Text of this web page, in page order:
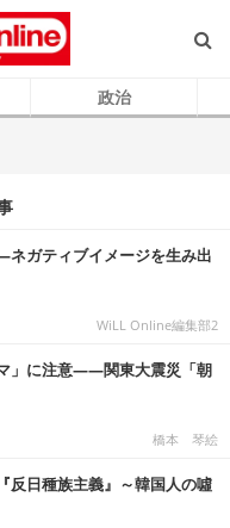
政治
ガティブイメージを生み出
WiLL Online編集部2
」に注意――関東大震災「朝
橋本 琴絵
反日種族主義』～韓国人の噓